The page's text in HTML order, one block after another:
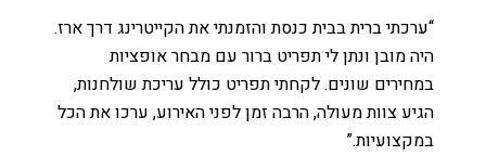
“ערכתי ברית בבית כנסת והזמנתי את הקייטרינג דרך ארז.
היה מובן ונתן לי תפריט ברור עם מבחר אופציות
במחירים שונים. לקחתי תפריט כולל עריכת שולחנות,
הגיע צוות מעולה, הרבה זמן לפני האירוע, ערכו את הכל
במקצועיות.”